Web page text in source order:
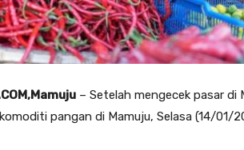
– Setelah mengecek pasar di
pangan di Mamuju, Selasa (14/01/